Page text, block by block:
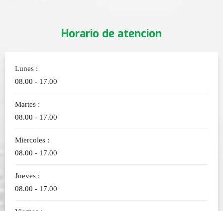
Horario de atencion
Lunes :
08.00 - 17.00
Martes :
08.00 - 17.00
Miercoles :
08.00 - 17.00
Jueves :
08.00 - 17.00